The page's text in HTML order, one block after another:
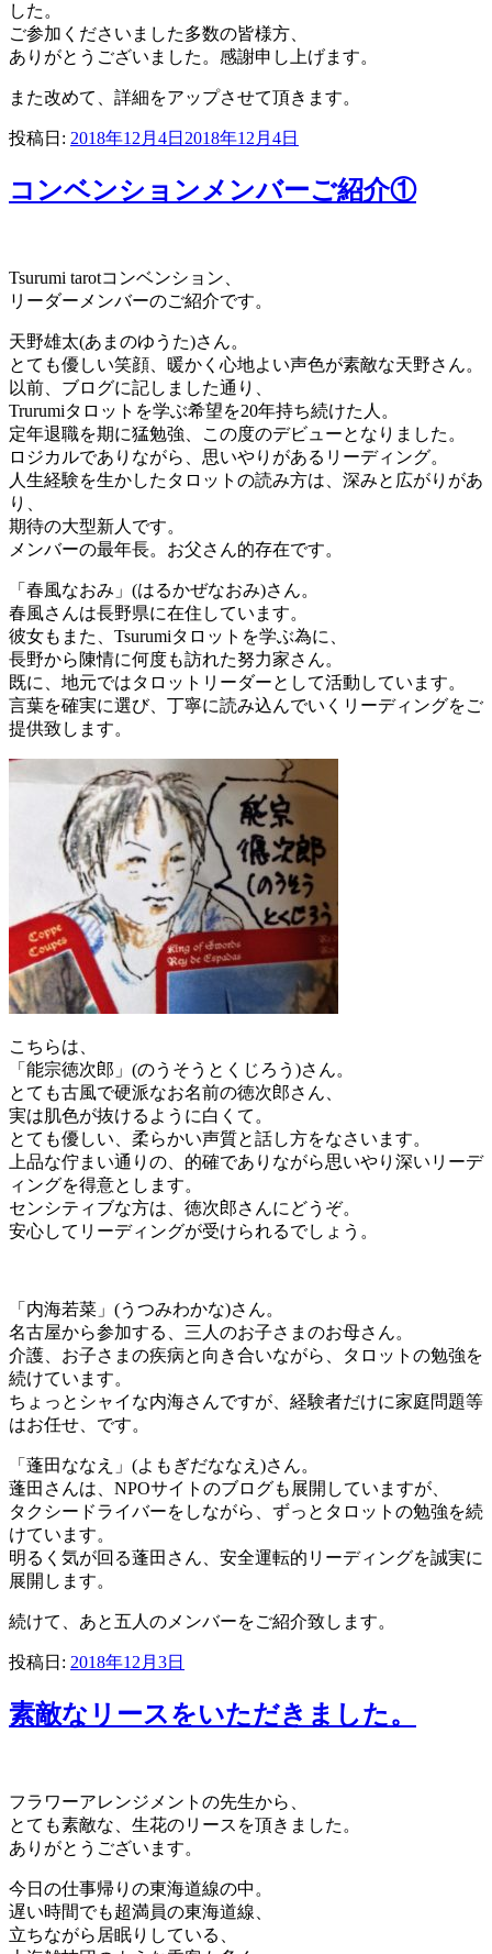
した。
ご参加くださいました多数の皆様方、
ありがとうございました。感謝申し上げます。
また改めて、詳細をアップさせて頂きます。
投稿日: 2018年12月4日 2018年12月4日
コンベンションメンバーご紹介①
Tsurumi tarotコンベンション、
リーダーメンバーのご紹介です。
天野雄太(あまのゆうた)さん。
とても優しい笑顔、暖かく心地よい声色が素敵な天野さん。
以前、ブログに記しました通り、
Trurumiタロットを学ぶ希望を20年持ち続けた人。
定年退職を期に猛勉強、この度のデビューとなりました。
ロジカルでありながら、思いやりがあるリーディング。
人生経験を生かしたタロットの読み方は、深みと広がりがあ
り、
期待の大型新人です。
メンバーの最年長。お父さん的存在です。
「春風なおみ」(はるかぜなおみ)さん。
春風さんは長野県に在住しています。
彼女もまた、Tsurumiタロットを学ぶ為に、
長野から陳情に何度も訪れた努力家さん。
既に、地元ではタロットリーダーとして活動しています。
言葉を確実に選び、丁寧に読み込んでいくリーディングをご
提供致します。
こちらは、
「能宗徳次郎」(のうそうとくじろう)さん。
とても古風で硬派なお名前の徳次郎さん、
実は肌色が抜けるように白くて。
とても優しい、柔らかい声質と話し方をなさいます。
上品な佇まい通りの、的確でありながら思いやり深いリーデ
ィングを得意とします。
センシティブな方は、徳次郎さんにどうぞ。
安心してリーディングが受けられるでしょう。
「内海若菜」(うつみわかな)さん。
名古屋から参加する、三人のお子さまのお母さん。
介護、お子さまの疾病と向き合いながら、タロットの勉強を
続けています。
ちょっとシャイな内海さんですが、経験者だけに家庭問題等
はお任せ、です。
「蓬田ななえ」(よもぎだななえ)さん。
蓬田さんは、NPOサイトのブログも展開していますが、
タクシードライバーをしながら、ずっとタロットの勉強を続
けています。
明るく気が回る蓬田さん、安全運転的リーディングを誠実に
展開します。
続けて、あと五人のメンバーをご紹介致します。
投稿日: 2018年12月3日
素敵なリースをいただきました。
フラワーアレンジメントの先生から、
とても素敵な、生花のリースを頂きました。
ありがとうございます。
今日の仕事帰りの東海道線の中。
遅い時間でも超満員の東海道線、
立ちながら居眠りしている、